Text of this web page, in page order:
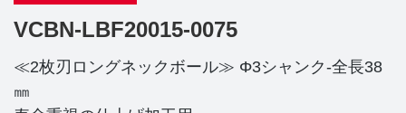
VCBN-LBF20015-0075
≪2枚刃ロングネックボール≫ Φ3シャンク-全長38
㎜